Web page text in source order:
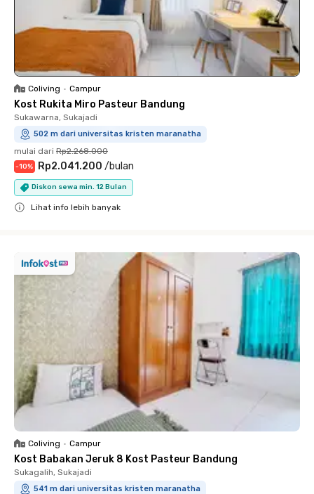
Coliving • Campur
Kost Rukita Miro Pasteur Bandung
Sukawarna, Sukajadi
502 m dari universitas kristen maranatha
mulai dari Rp2.268.000
-10% Rp2.041.200 /bulan
Diskon sewa min. 12 Bulan
Lihat info lebih banyak
Coliving • Campur
Kost Babakan Jeruk 8 Kost Pasteur Bandung
Sukagalih, Sukajadi
541 m dari universitas kristen maranatha